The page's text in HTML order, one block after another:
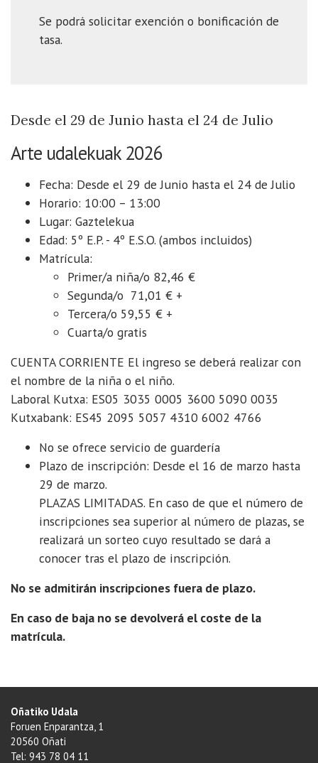
Se podrá solicitar exención o bonificación de
tasa.
Desde el 29 de Junio hasta el 24 de Julio
Arte udalekuak 2026
Fecha: Desde el 29 de Junio hasta el 24 de Julio
Horario: 10:00 – 13:00
Lugar: Gaztelekua
Edad: 5º E.P. - 4º E.S.O. (ambos incluidos)
Matrícula:
Primer/a niña/o 82,46 €
Segunda/o 71,01 € +
Tercera/o 59,55 € +
Cuarta/o gratis
CUENTA CORRIENTE El ingreso se deberá realizar con
el nombre de la niña o el niño.
Laboral Kutxa: ES05 3035 0005 3600 5090 0035
Kutxabank: ES45 2095 5057 4310 6002 4766
No se ofrece servicio de guardería
Plazo de inscripción: Desde el 16 de marzo hasta
29 de marzo.
PLAZAS LIMITADAS. En caso de que el número de
inscripciones sea superior al número de plazas, se
realizará un sorteo cuyo resultado se dará a
conocer tras el plazo de inscripción.
No se admitirán inscripciones fuera de plazo.
En caso de baja no se devolverá el coste de la
matrícula.
Oñatiko Udala
Foruen Enparantza, 1
20560 Oñati
Tel: 943 78 04 11